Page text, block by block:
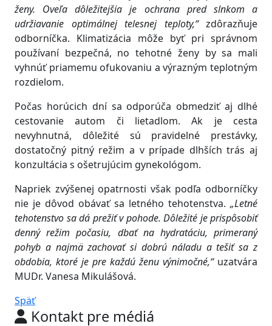
ženy. Oveľa dôležitejšia je ochrana pred slnkom a
udržiavanie optimálnej telesnej teploty,“zdôrazňuje
odborníčka. Klimatizácia môže byť pri správnom
používaní bezpečná, no tehotné ženy by sa mali
vyhnúť priamemu ofukovaniu a výrazným teplotným
rozdielom.
Počas horúcich dní sa odporúča obmedziť aj dlhé
cestovanie autom či lietadlom. Ak je cesta
nevyhnutná, dôležité sú pravidelné prestávky,
dostatočný pitný režim a v prípade dlhších trás aj
konzultácia s ošetrujúcim gynekológom.
Napriek zvýšenej opatrnosti však podľa odborníčky
nie je dôvod obávať sa letného tehotenstva. „Letné
tehotenstvo sa dá prežiť v pohode. Dôležité je prispôsobiť
denný režim počasiu, dbať na hydratáciu, primeraný
pohyb a najmä zachovať si dobrú náladu a tešiť sa z
obdobia, ktoré je pre každú ženu výnimočné,“uzatvára
MUDr. Vanesa Mikulášová.
Späť
Kontakt pre médiá